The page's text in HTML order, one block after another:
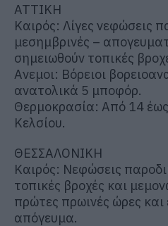
ΑΤΤΙΚΗ
Καιρός: Λίγες νεφώσεις
μεσημβρινές –
σημειωθούν τοπικές
Ανεμοι: Βόρειοι
ανατολικά 5 μποφόρ.
Θερμοκρασία: Από 14
Κελσίου.
ΘΕΣΣΑΛΟΝΙΚΗ
Καιρός: Nεφώσεις
τοπικές βροχές και
πρώτες πρωινές ώρες και
απόγευμα.